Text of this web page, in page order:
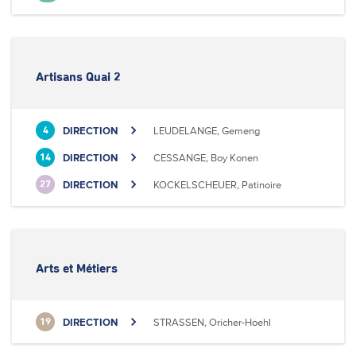
Artisans Quai 2
4 DIRECTION LEUDELANGE, Gemeng
14 DIRECTION CESSANGE, Boy Konen
27 DIRECTION KOCKELSCHEUER, Patinoire
Arts et Métiers
19 DIRECTION STRASSEN, Oricher-Hoehl